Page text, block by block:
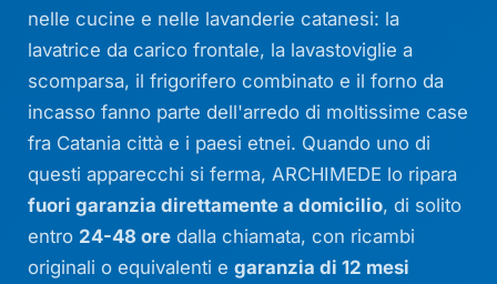
nelle cucine e nelle lavanderie catanesi: la
lavatrice da carico frontale, la lavastoviglie a
scomparsa, il frigorifero combinato e il forno da
incasso fanno parte dell'arredo di moltissime case
fra Catania città e i paesi etnei. Quando uno di
questi apparecchi si ferma, ARCHIMEDE lo ripara
fuori garanzia direttamente a domicilio, di solito
entro 24-48 ore dalla chiamata, con ricambi
originali o equivalenti egaranzia di 12 mesi